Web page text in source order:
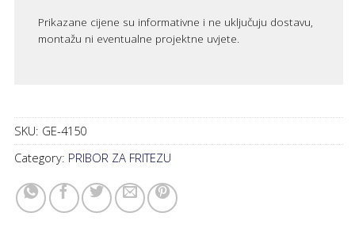
Prikazane cijene su informativne i ne uključuju dostavu,
montažu ni eventualne projektne uvjete.
SKU: GE-4150
Category: PRIBOR ZA FRITEZU